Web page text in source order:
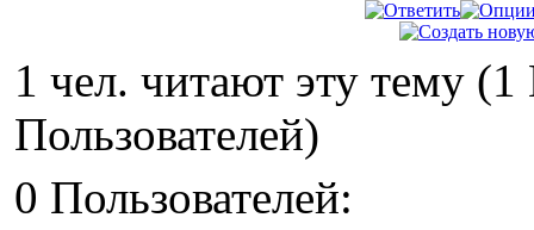
1 чел. читают эту тему
Пользователей)
0 Пользователей: